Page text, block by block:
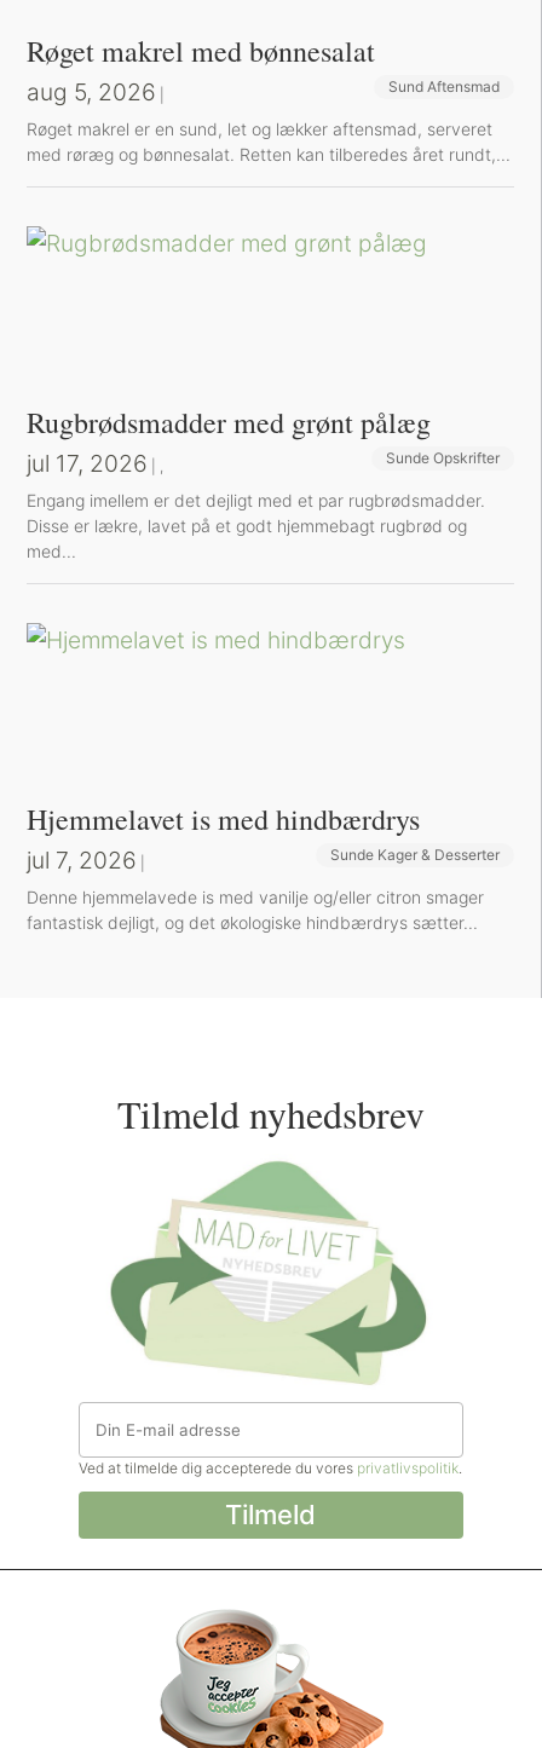
Røget makrel med bønnesalat
aug 5, 2026 Sund Aftensmad
Røget makrel er en sund, let og lækker aftensmad, serveret
med røræg og bønnesalat. Retten kan tilberedes året rundt,...
Rugbrødsmadder med grønt pålæg
jul 17, 2026 Sund Aftensmad
Sunde Opskrifter
Engang imellem er det dejligt med et par rugbrødsmadder.
Disse er lækre, lavet på et godt hjemmebagt rugbrød og
med...
Hjemmelavet is med hindbærdrys
jul 7, 2026 Sunde Kager & Desserter
Denne hjemmelavede is med vanilje og/eller citron smager
fantastisk dejligt, og det økologiske hindbærdrys sætter...
Tilmeld nyhedsbrev
Ved at tilmelde dig accepterede du vores privatlivspolitik.
© Madforlivet.com, 2000–2025. Alle
rettigheder forbeholdt.
øvrigt materiale må kun gengives med
tilladelse fra Sophia Helse ApS.